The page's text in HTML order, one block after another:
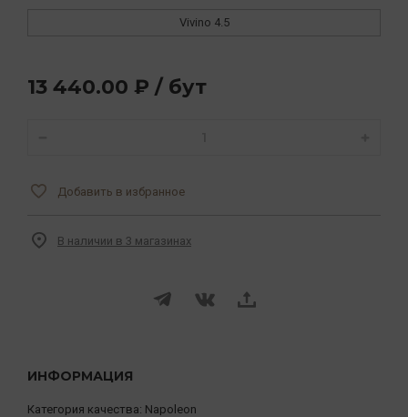
Vivino 4.5
ИНФОРМАЦИЯ
Категория качества: Napoleon
13 440.00 ₽ / бут
Добавить в избранное
В наличии в 3 магазинах